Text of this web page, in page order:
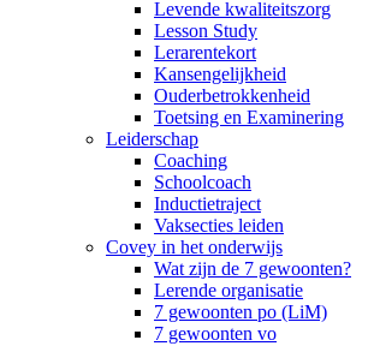
Levende kwaliteitszorg
Lesson Study
Lerarentekort
Kansengelijkheid
Ouderbetrokkenheid
Toetsing en Examinering
Leiderschap
Coaching
Schoolcoach
Inductietraject
Vaksecties leiden
Covey in het onderwijs
Wat zijn de 7 gewoonten?
Lerende organisatie
7 gewoonten po (LiM)
7 gewoonten vo